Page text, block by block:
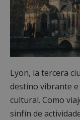
Lyon, la tercera
destino vibrante
cultural. Como
sinfín de